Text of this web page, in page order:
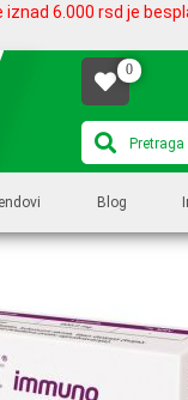
iznad 6.000 rsd je
0
Blog